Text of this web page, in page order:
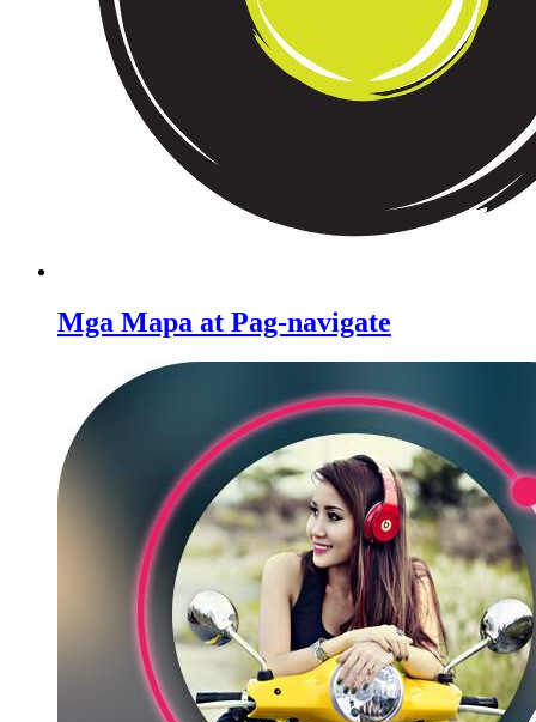
Mga Mapa at Pag-navigate